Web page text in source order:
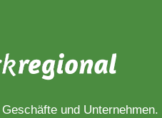
und Unternehmen.